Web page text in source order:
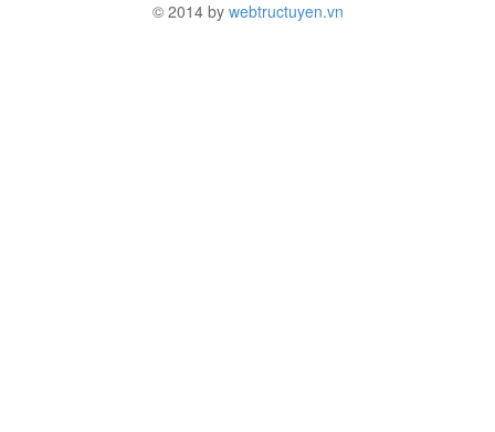
© 2014 by webtructuyen.vn